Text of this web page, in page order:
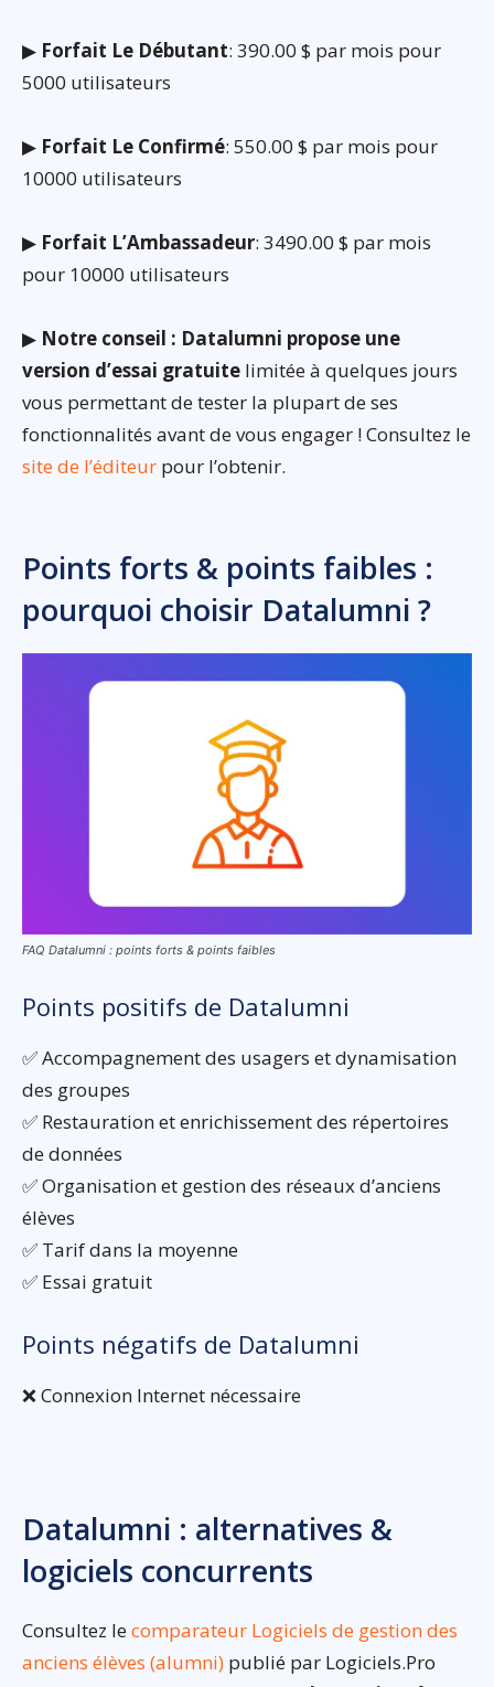
▶ Forfait Le Débutant: 390.00 $ par mois pour
5000 utilisateurs
▶ Forfait Le Confirmé: 550.00 $ par mois pour
10000 utilisateurs
▶ Forfait L’Ambassadeur: 3490.00 $ par mois
pour 10000 utilisateurs
▶ Notre conseil : Datalumni propose une
version d’essai gratuite limitée à quelques jours
vous permettant de tester la plupart de ses
fonctionnalités avant de vous engager ! Consultez le
site de l’éditeur pour l’obtenir.
Points forts & points faibles :
pourquoi choisir Datalumni ?
FAQ Datalumni : points forts & points faibles
Points positifs de Datalumni
✅ Accompagnement des usagers et dynamisation
des groupes
✅ Restauration et enrichissement des répertoires
de données
✅ Organisation et gestion des réseaux d’anciens
élèves
✅ Tarif dans la moyenne
✅ Essai gratuit
Points négatifs de Datalumni
❌ Connexion Internet nécessaire
Datalumni : alternatives &
logiciels concurrents
Consultez lecomparateur Logiciels de gestion des
anciens élèves (alumni) publié par Logiciels.Pro